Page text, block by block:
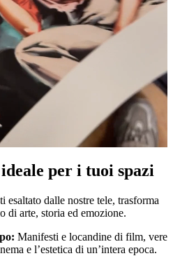
per i tuoi spazi
dalle nostre tele, trasforma
di arte, storia ed emozione.
Manifesti e locandine di film, vere
e l’estetica di un’intera epoca.